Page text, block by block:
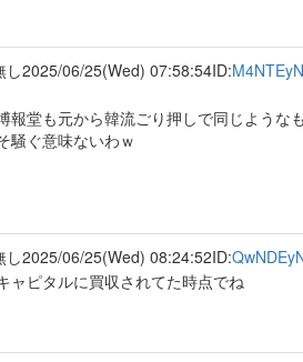
し2025/06/25(Wed) 07:58:54ID:
報堂も元から韓流ごり押しで同じような
騒ぐ意味ないわｗ
し2025/06/25(Wed) 08:24:52ID:
ャピタルに買収されてた時点でね